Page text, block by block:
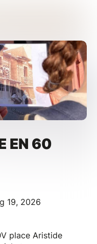
EN 60
19, 2026
place Aristide